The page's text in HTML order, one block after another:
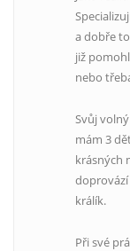
a dobře
již
nebo
Svůj
mám 3
krásných
králík.
Při své